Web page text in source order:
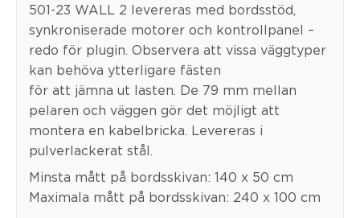
501-23 WALL 2 levereras med bordsstöd,
synkroniserade motorer och kontrollpanel –
redo för plugin. Observera att vissa väggtyper
kan behöva ytterligare fästen
för att jämna ut lasten. De 79 mm mellan
pelaren och väggen gör det möjligt att
montera en kabelbricka. Levereras i
pulverlackerat stål.
Minsta mått på bordsskivan: 140 x 50 cm
Maximala mått på bordsskivan: 240 x 100 cm